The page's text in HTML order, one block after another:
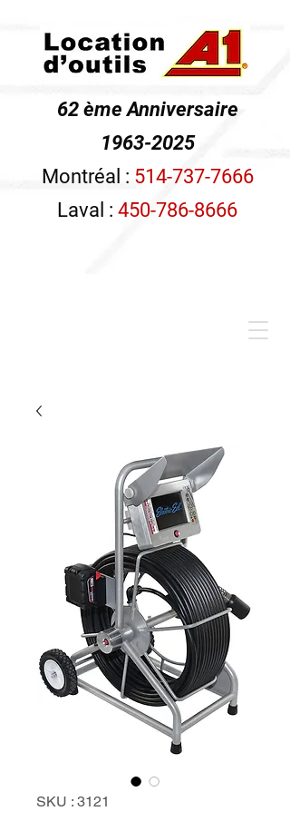
62 ème Anniversaire
1963-2025
Montréal : 514-737-7666
Laval : 450-786-8666
SKU : 3121